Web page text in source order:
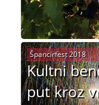
Kultni
put kroz
Špancirfest 2018